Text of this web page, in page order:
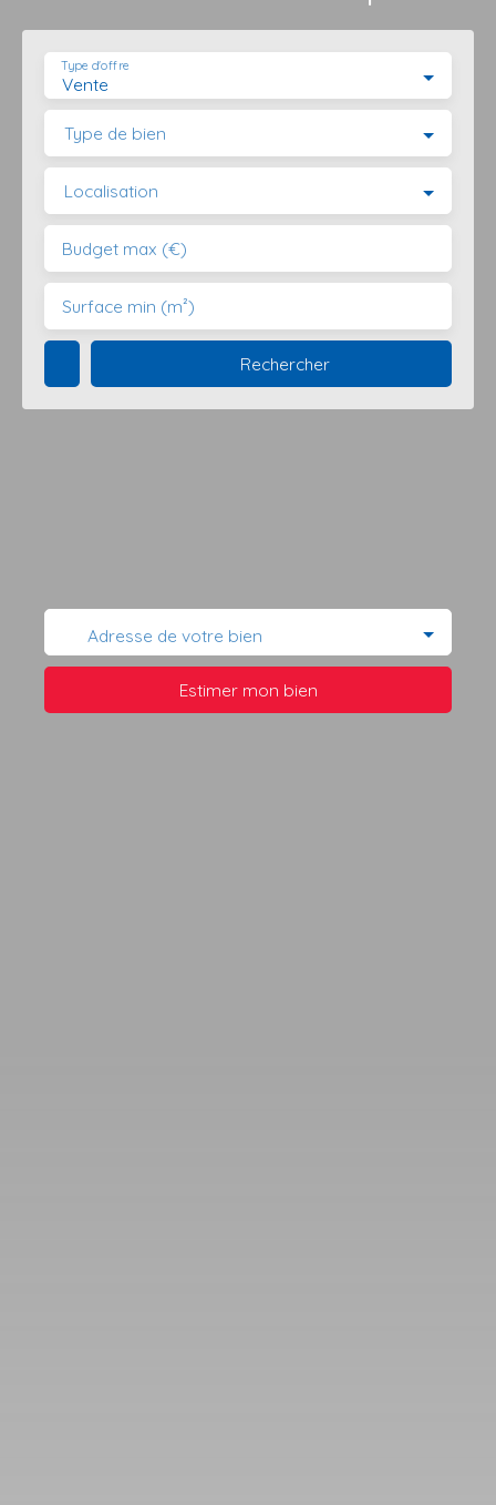
Vente
Type d'offre
Type de bien
Localisation
Budget max (€)
Surface min (m²)
Rechercher
Adresse de votre bien
Estimer mon bien